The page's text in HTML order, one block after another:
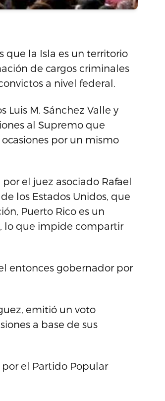
que la Isla es un territorio
de cargos criminales
a nivel federal.
Luis M. Sánchez Valle y
al Supremo que
por un mismo
el juez asociado Rafael
los Estados Unidos, que
Puerto Rico es un
lo que impide compartir
entonces gobernador por
emitió un voto
a base de sus
el Partido Popular